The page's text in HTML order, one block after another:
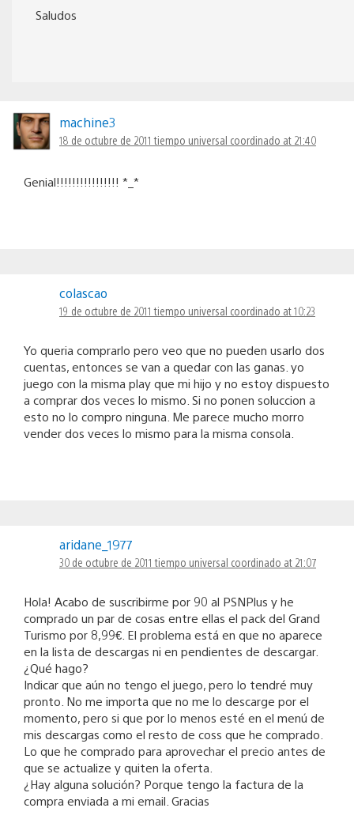
Saludos
machine3
18 de octubre de 2011 tiempo universal coordinado at 21:40
Genial!!!!!!!!!!!!!!!! *_*
colascao
19 de octubre de 2011 tiempo universal coordinado at 10:23
Yo queria comprarlo pero veo que no pueden usarlo dos
cuentas, entonces se van a quedar con las ganas. yo
juego con la misma play que mi hijo y no estoy dispuesto
a comprar dos veces lo mismo. Si no ponen soluccion a
esto no lo compro ninguna. Me parece mucho morro
vender dos veces lo mismo para la misma consola.
aridane_1977
30 de octubre de 2011 tiempo universal coordinado at 21:07
Hola! Acabo de suscribirme por 90 al PSNPlus y he
comprado un par de cosas entre ellas el pack del Grand
Turismo por 8,99€. El problema está en que no aparece
en la lista de descargas ni en pendientes de descargar.
¿Qué hago?
Indicar que aún no tengo el juego, pero lo tendré muy
pronto. No me importa que no me lo descarge por el
momento, pero si que por lo menos esté en el menú de
mis descargas como el resto de coss que he comprado.
Lo que he comprado para aprovechar el precio antes de
que se actualize y quiten la oferta.
¿Hay alguna solución? Porque tengo la factura de la
compra enviada a mi email. Gracias